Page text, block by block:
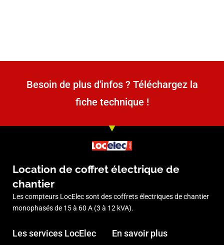
Besoin de plus d'infos ? Téléchargez la
fiche technique !
Location de coffret électrique de
chantier
Les compteurs LocElec sont des coffrets électriques de chantier
monophasés de 15 à 60 A (3 à 12 kVA).
Les services LocElec En savoir plus